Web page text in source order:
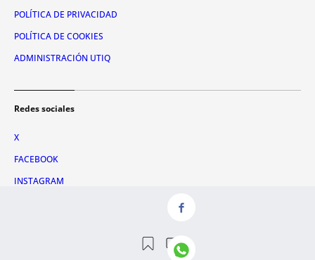
POLÍTICA DE PRIVACIDAD
POLÍTICA DE COOKIES
ADMINISTRACIÓN UTIQ
Redes sociales
X
FACEBOOK
INSTAGRAM